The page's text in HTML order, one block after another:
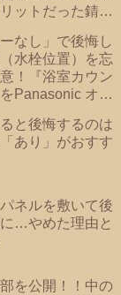
ットだった錆を
なし」で後悔し
水栓位置）を忘
！『浴室カウン
Panasonic オフ
と後悔するのは
あり」がおすす
ネルを敷いて後
…やめた理由と
を公開！！中の